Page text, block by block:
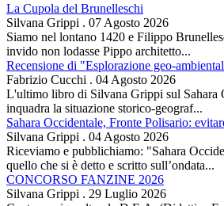
La Cupola del Brunelleschi
Silvana Grippi . 07 Agosto 2026
Siamo nel lontano 1420 e Filippo
invido non lodasse Pippo architetto...
Recensione di "Esplorazione geo-
Fabrizio Cucchi . 04 Agosto 2026
L'ultimo libro di Silvana Grippi sul Sahara
inquadra la situazione storico-geograf...
Sahara Occidentale, Fronte Polisario:
Silvana Grippi . 04 Agosto 2026
Riceviamo e pubblichiamo: "Sahara
quello che si è detto e scritto sull’ondata...
CONCORSO FANZINE 2026
Silvana Grippi . 29 Luglio 2026